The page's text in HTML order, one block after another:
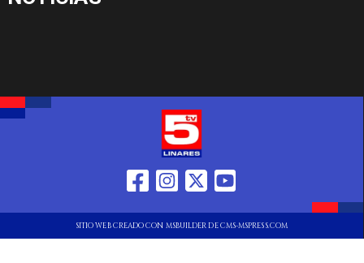
SITIO WEB CREADO CON MSBUILDER DE CMS-MSPRESS.COM